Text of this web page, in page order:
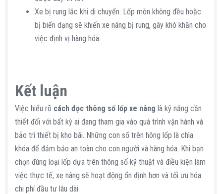
Xe bị rung lắc khi di chuyển: Lốp mòn không đều hoặc
bị biến dạng sẽ khiến xe nâng bị rung, gây khó khăn cho
việc định vị hàng hóa.
Kết luận​
Việc hiểu rõ cách đọc thông số lốp xe nâng là kỹ năng cần
thiết đối với bất kỳ ai đang tham gia vào quá trình vận hành và
bảo trì thiết bị kho bãi. Những con số trên hông lốp là chìa
khóa để đảm bảo an toàn cho con người và hàng hóa. Khi bạn
chọn đúng loại lốp dựa trên thông số kỹ thuật và điều kiện làm
việc thực tế, xe nâng sẽ hoạt động ổn định hơn và tối ưu hóa
chi phí đầu tư lâu dài.